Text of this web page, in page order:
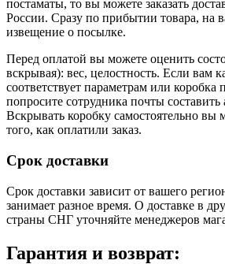
постаматы, то вы можете заказать
России. Сразу по прибытии товара, на
извещение о посылке.
Перед оплатой вы можете оценить
вскрывая): вес, целостность. Если вам
соответствует параметрам или коробка
попросите сотрудника почты
Вскрывать коробку самостоятельно вы
того, как оплатили заказ.
Срок доставки
Срок доставки зависит от вашего
занимает разное время. О доставке в
страны СНГ уточняйте менеджеров
Гарантия и возврат: